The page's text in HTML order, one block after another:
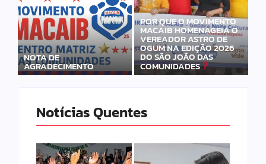
NOTA DE
AGRADECIMENTO
POR QUE O MOVIMENTO
MACAIB HOMENAGEIA O
VEREADOR ASTRO DE
OGUM NA EDIÇÃO 2026
DO SÃO JOÃO DAS
COMUNIDADES
Notícias Quentes